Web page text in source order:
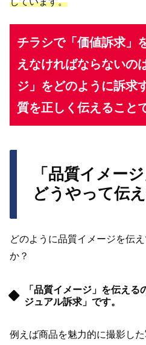
チラシで「価値訴求」
えなければならないの
ジ」をどのように訴求
質を正しく伝えること
「品質イメー
どうやって伝
どのように品質イメージを伝
か？
「品質イメージ」を伝え
ジュアル訴求」です。
例えば商品を魅力的に撮影し